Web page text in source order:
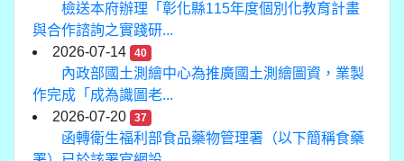
檢送本府辦理「彰化縣115年度個別化教育計畫
與合作諮詢之實踐研...
2026-07-14
40
內政部國土測繪中心為推廣國土測繪圖資，業製
作完成「成為識圖老...
2026-07-20
37
函轉衛生福利部食品藥物管理署（以下簡稱食藥